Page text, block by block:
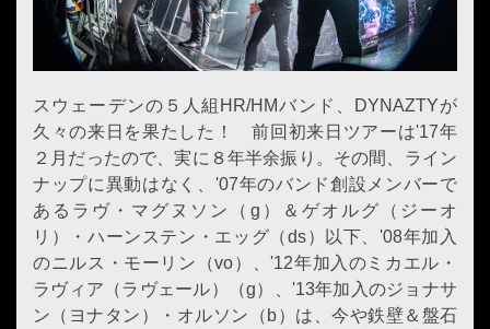
スウェーデンの５人組HR/HMバンド、DYNAZTYが
久々の来日を果たした！ 前回初来日ツアーは'17年
２月だったので、実に８年半余振り。その間、ライン
ナップに異動はなく、'07年のバンド創設メンバーで
あるラヴ・マグヌソン（g）＆ゲオルグ（ジーオ
リ）・ハーンステン・エッグ（ds）以下、'08年加入
のニルス・モーリン（vo）、'12年加入のミカエル・
ラヴィア（ラヴェール）（g）、'13年加入のジョナサ
ン（ヨナタン）・オルソン（b）は、今や鉄壁＆盤石